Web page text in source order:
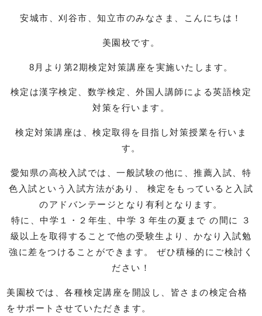
安城市、刈谷市、知立市のみなさま、こんにちは！
美園校です。
8月より第2期検定対策講座を実施いたします。
検定は漢字検定、数学検定、外国人講師による英語検定
対策を行います。
検定対策講座は、検定取得を目指し対策授業を行いま
す。
愛知県の高校入試では、一般試験の他に、推薦入試、特
色入試という入試方法があり、 検定をもっていると入試
のアドバンテージとなり有利となります。
特に、中学１・２年生、中学 3 年生の夏まで の間に ３
級以上を取得することで他の受験生より、かなり入試勉
強に差をつけることができます。 ぜひ積極的にご検討く
ださい！
美園校では、各種検定講座を開設し、皆さまの検定合格
をサポートさせていただきます。